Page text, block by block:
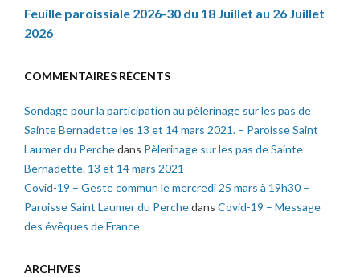
Feuille paroissiale 2026-30 du 18 Juillet au 26 Juillet
2026
COMMENTAIRES RÉCENTS
Sondage pour la participation au pèlerinage sur les pas de
Sainte Bernadette les 13 et 14 mars 2021. – Paroisse Saint
Laumer du Perchedans Pèlerinage sur les pas de Sainte
Bernadette. 13 et 14 mars 2021
Covid-19 – Geste commun le mercredi 25 mars à 19h30 –
Paroisse Saint Laumer du Perchedans Covid-19 – Message
des évêques de France
ARCHIVES